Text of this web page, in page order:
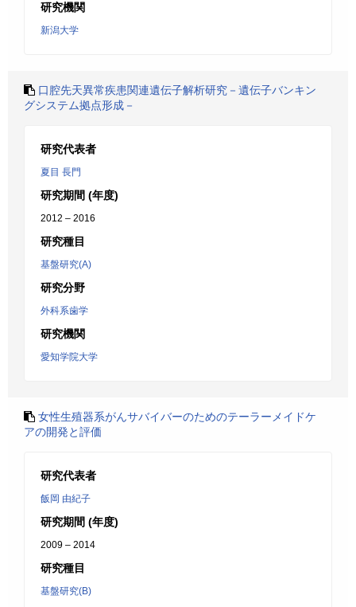
研究機関
新潟大学
口腔先天異常疾患関連遺伝子解析研究－遺伝子バンキン
グシステム拠点形成－
研究代表者
夏目 長門
研究期間 (年度)
2012 – 2016
研究種目
基盤研究(A)
研究分野
外科系歯学
研究機関
愛知学院大学
女性生殖器系がんサバイバーのためのテーラーメイドケ
アの開発と評価
研究代表者
飯岡 由紀子
研究期間 (年度)
2009 – 2014
研究種目
基盤研究(B)